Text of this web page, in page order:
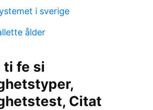
i sverige
ålder
ti fe si
Citat